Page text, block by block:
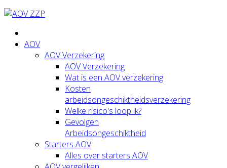
AOV
AOV Verzekering
AOV Verzekering
Wat is een AOV verzekering
Kosten
arbeidsongeschiktheidsverzekering
Welke risico's loop ik?
Gevolgen
Arbeidsongeschiktheid
Starters AOV
Alles over starters AOV